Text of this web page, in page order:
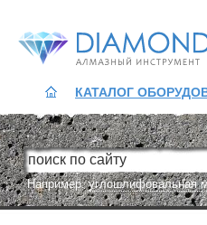
Diamond Tool
КАТАЛОГ
Например:углошлифовальная